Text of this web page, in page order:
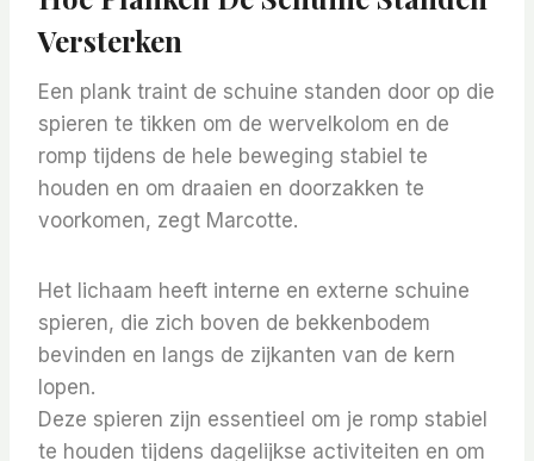
Versterken
Een plank traint de schuine standen door op die
spieren te tikken om de wervelkolom en de
romp tijdens de hele beweging stabiel te
houden en om draaien en doorzakken te
voorkomen, zegt Marcotte.
Het lichaam heeft interne en externe schuine
spieren, die zich boven de bekkenbodem
bevinden en langs de zijkanten van de kern
lopen.
Deze spieren zijn essentieel om je romp stabiel
te houden tijdens dagelijkse activiteiten en om